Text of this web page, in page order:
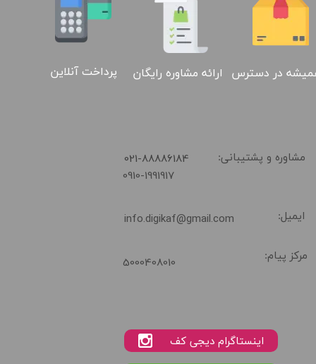
در دسترس ارائه مشاوره رایگان پرداخت آنلاین
مشاوره و پشتیبانی: ​021-88886184
info.digikaf@gmail.com ایمیل:
مرکز پیام: 5000408010
0910-1991917